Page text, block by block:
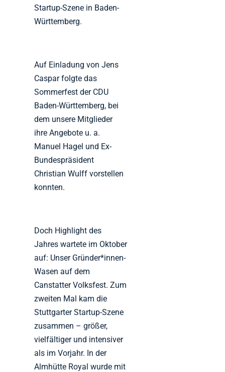
Startup-Szene in Baden-
Württemberg.
Auf Einladung von Jens
Caspar folgte das
Sommerfest der CDU
Baden-Württemberg, bei
dem unsere Mitglieder
ihre Angebote u. a.
Manuel Hagel und Ex-
Bundespräsident
Christian Wulff vorstellen
konnten.
Doch Highlight des
Jahres wartete im Oktober
auf: Unser Gründer*innen-
Wasen auf dem
Canstatter Volksfest. Zum
zweiten Mal kam die
Stuttgarter Startup-Szene
zusammen – größer,
vielfältiger und intensiver
als im Vorjahr. In der
Almhütte Royal wurde mit